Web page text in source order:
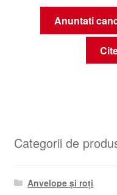
Anuntati
Categorii de
Anvelope și roți